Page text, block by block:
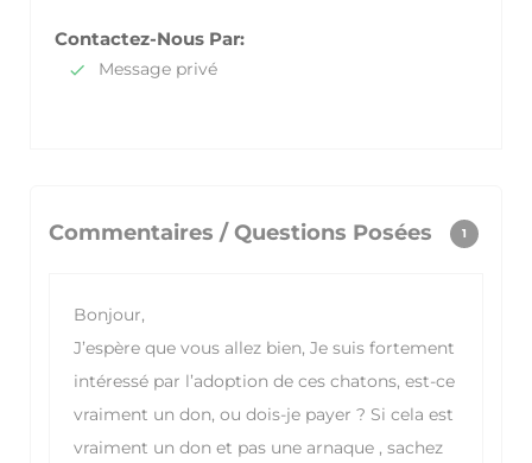
Contactez-Nous Par:
Message privé
Commentaires / Questions Posées 1
Bonjour,
J’espère que vous allez bien, Je suis fortement
intéressé par l’adoption de ces chatons, est-ce
vraiment un don, ou dois-je payer ? Si cela est
vraiment un don et pas une arnaque , sachez